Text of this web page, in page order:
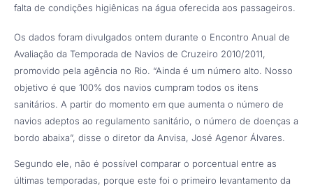
falta de condições higiênicas na água oferecida aos passageiros.
Os dados foram divulgados ontem durante o Encontro Anual de
Avaliação da Temporada de Navios de Cruzeiro 2010/2011,
promovido pela agência no Rio. “Ainda é um número alto. Nosso
objetivo é que 100% dos navios cumpram todos os itens
sanitários. A partir do momento em que aumenta o número de
navios adeptos ao regulamento sanitário, o número de doenças a
bordo abaixa”, disse o diretor da Anvisa, José Agenor Álvares.
Segundo ele, não é possível comparar o porcentual entre as
últimas temporadas, porque este foi o primeiro levantamento da